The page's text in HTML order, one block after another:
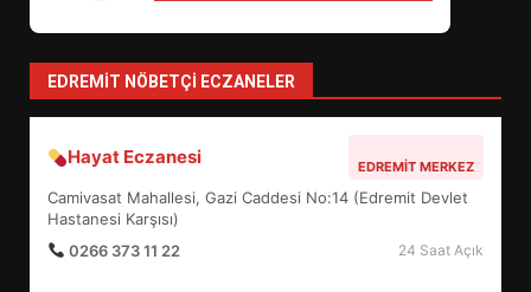
EDREMIT NÖBETÇI ECZANELER
Hayat Eczanesi EDREMIT MERKEZ
Camivasat Mahallesi, Gazi Caddesi No:14 (Edremit Devlet
Hastanesi Karşısı)
0266 373 11 22
24 Saat Açık
4
5
BALIKESİR MÜZELERİNDE SÜRE
UZATILDI: NE DEĞİŞTİ?